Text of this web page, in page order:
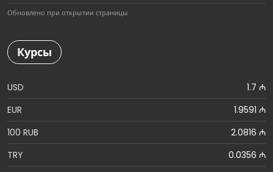
Обновлено при открытии страницы
Курсы
USD
1.7 ₼
EUR
1.9591 ₼
100 RUB
2.0816 ₼
TRY
0.0356 ₼